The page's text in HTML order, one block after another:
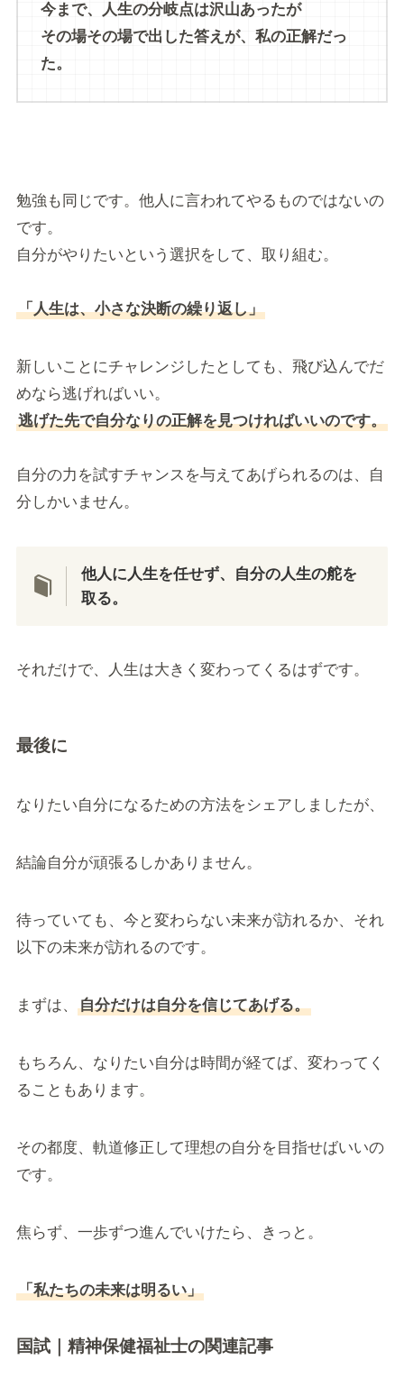
今まで、人生の分岐点は沢山あったが
その場その場で出した答えが、私の正解だっ
た。
勉強も同じです。他人に言われてやるものではないの
です。
自分がやりたいという選択をして、取り組む。
「人生は、小さな決断の繰り返し」
新しいことにチャレンジしたとしても、飛び込んでだ
めなら逃げればいい。
逃げた先で自分なりの正解を見つければいいのです。
自分の力を試すチャンスを与えてあげられるのは、自
分しかいません。
他人に人生を任せず、自分の人生の舵を
取る。
それだけで、人生は大きく変わってくるはずです。
最後に
なりたい自分になるための方法をシェアしましたが、
結論自分が頑張るしかありません。
待っていても、今と変わらない未来が訪れるか、それ
以下の未来が訪れるのです。
まずは、 自分だけは自分を信じてあげる。
もちろん、なりたい自分は時間が経てば、変わってく
ることもあります。
その都度、軌道修正して理想の自分を目指せばいいの
です。
焦らず、一歩ずつ進んでいけたら、きっと。
「私たちの未来は明るい」
国試｜精神保健福祉士の関連記事